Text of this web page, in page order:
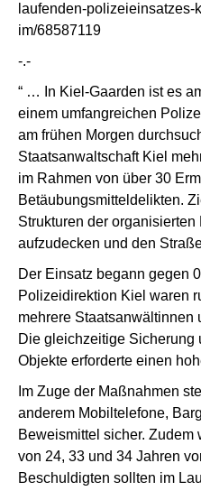
laufenden-polizeieinsatzes-
im/68587119
-.-
“ … In Kiel-Gaarden ist es
einem umfangreichen
am frühen Morgen
Staatsanwaltschaft Kiel
im Rahmen von über 30
Betäubungsmitteldelikten.
Strukturen der
aufzudecken und den
Der Einsatz begann gegen
Polizeidirektion Kiel waren
mehrere Staatsanwältinnen
Die gleichzeitige Sicherung
Objekte erforderte einen
Im Zuge der Maßnahmen
anderem Mobiltelefone,
Beweismittel sicher. Zudem
von 24, 33 und 34 Jahren
Beschuldigten sollten im